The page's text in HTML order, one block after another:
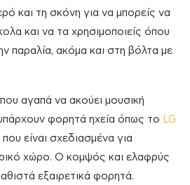
και τη σκόνη για να μπορείς να
και να τα χρησιμοποιείς όπου
παραλία, ακόμα και στη βόλτα με
αγαπά να ακούει μουσική
φορητά ηχεία όπως το LG
που είναι σχεδιασμένα για
χώρο. Ο κομψός και ελαφρύς
εξαιρετικά φορητά.